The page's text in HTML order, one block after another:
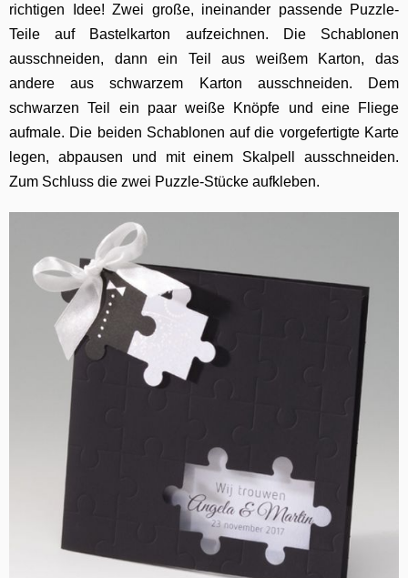
richtigen Idee! Zwei große, ineinander passende Puzzle-
Teile auf Bastelkarton aufzeichnen. Die Schablonen
ausschneiden, dann ein Teil aus weißem Karton, das
andere aus schwarzem Karton ausschneiden. Dem
schwarzen Teil ein paar weiße Knöpfe und eine Fliege
aufmale. Die beiden Schablonen auf die vorgefertigte Karte
legen, abpausen und mit einem Skalpell ausschneiden.
Zum Schluss die zwei Puzzle-Stücke aufkleben.